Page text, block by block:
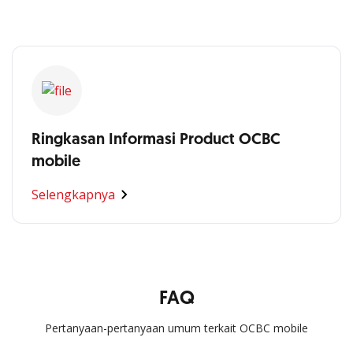
Ringkasan Informasi Product OCBC
mobile
Selengkapnya
FAQ
Pertanyaan-pertanyaan umum terkait OCBC mobile